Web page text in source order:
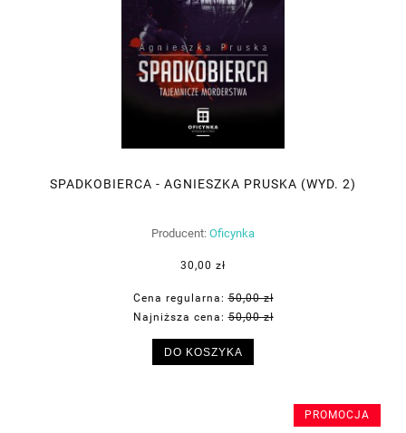
SPADKOBIERCA - AGNIESZKA PRUSKA (WYD. 2)
Producent: Oficynka
30,00 zł
Cena regularna:50,00 zł
Najniższa cena:50,00 zł
DO KOSZYKA
PROMOCJA